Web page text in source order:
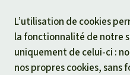
L’utilisation de cookies
la fonctionnalité de notre
uniquement de celui-ci :
nos propres cookies, sans